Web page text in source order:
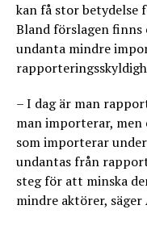
kan få stor betydelse
Bland förslagen
undanta mindre
– I dag är man
man importerar,
som importerar
undantas från
steg för att minska
mindre aktörer, säger